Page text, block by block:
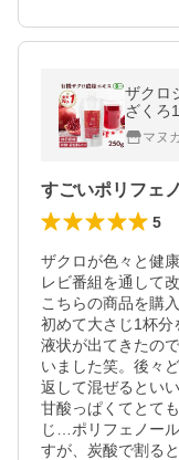
ザクロ
ざくろ
エラグ
エキス
マヌ
すごいポリフェ
5
ザクロが色々と健
レビ番組を通して
こちらの商品を購
初めて大さじ1杯
液状が出てきたの
いました笑。後々
返して混ぜるとい
甘酸っぱくてとて
じ…ポリフェノー
すが、炭酸で割る